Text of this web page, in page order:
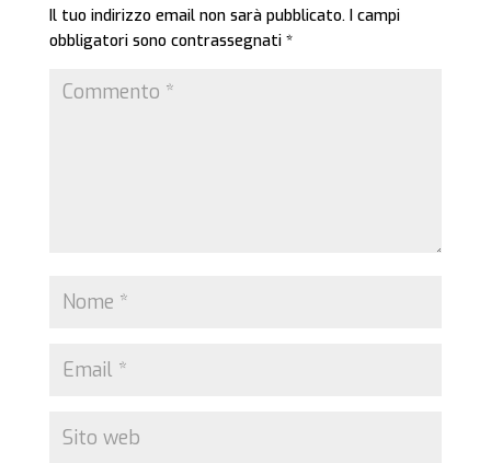
Il tuo indirizzo email non sarà pubblicato. I campi
obbligatori sono contrassegnati *